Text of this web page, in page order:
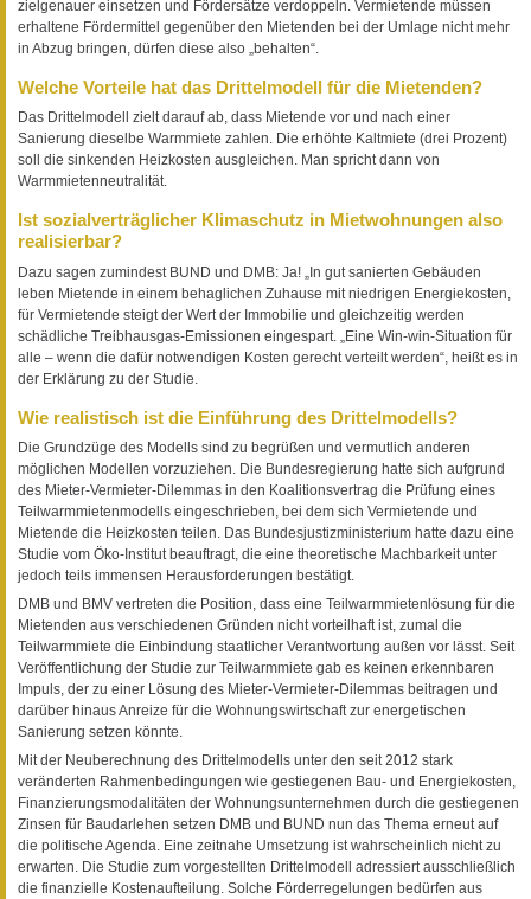
zielgenauer einsetzen und Fördersätze verdoppeln. Vermietende müssen
erhaltene Fördermittel gegenüber den Mietenden bei der Umlage nicht mehr
in Abzug bringen, dürfen diese also „behalten“.
Welche Vorteile hat das Drittelmodell für die Mietenden?
Das Drittelmodell zielt darauf ab, dass Mietende vor und nach einer
Sanierung dieselbe Warmmiete zahlen. Die erhöhte Kaltmiete (drei Prozent)
soll die sinkenden Heizkosten ausgleichen. Man spricht dann von
Warmmietenneutralität.
Ist sozialverträglicher Klimaschutz in Mietwohnungen also
realisierbar?
Dazu sagen zumindest BUND und DMB: Ja! „In gut sanierten Gebäuden
leben Mietende in einem behaglichen Zuhause mit niedrigen Energiekosten,
für Vermietende steigt der Wert der Immobilie und gleichzeitig werden
schädliche Treibhausgas-Emissionen eingespart. „Eine Win-win-Situation für
alle – wenn die dafür notwendigen Kosten gerecht verteilt werden“, heißt es in
der Erklärung zu der Studie.
Wie realistisch ist die Einführung des Drittelmodells?
Die Grundzüge des Modells sind zu begrüßen und vermutlich anderen
möglichen Modellen vorzuziehen. Die Bundesregierung hatte sich aufgrund
des Mieter-Vermieter-Dilemmas in den Koalitionsvertrag die Prüfung eines
Teilwarmmietenmodells eingeschrieben, bei dem sich Vermietende und
Mietende die Heizkosten teilen. Das Bundesjustizministerium hatte dazu eine
Studie vom Öko-Institut beauftragt, die eine theoretische Machbarkeit unter
jedoch teils immensen Herausforderungen bestätigt.
DMB und BMV vertreten die Position, dass eine Teilwarmmietenlösung für die
Mietenden aus verschiedenen Gründen nicht vorteilhaft ist, zumal die
Teilwarmmiete die Einbindung staatlicher Verantwortung außen vor lässt. Seit
Veröffentlichung der Studie zur Teilwarmmiete gab es keinen erkennbaren
Impuls, der zu einer Lösung des Mieter-Vermieter-Dilemmas beitragen und
darüber hinaus Anreize für die Wohnungswirtschaft zur energetischen
Sanierung setzen könnte.
Mit der Neuberechnung des Drittelmodells unter den seit 2012 stark
veränderten Rahmenbedingungen wie gestiegenen Bau- und Energiekosten,
Finanzierungsmodalitäten der Wohnungsunternehmen durch die gestiegenen
Zinsen für Baudarlehen setzen DMB und BUND nun das Thema erneut auf
die politische Agenda. Eine zeitnahe Umsetzung ist wahrscheinlich nicht zu
erwarten. Die Studie zum vorgestellten Drittelmodell adressiert ausschließlich
die finanzielle Kostenaufteilung. Solche Förderregelungen bedürfen aus